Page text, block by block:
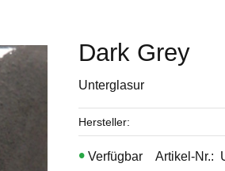
Dark Grey
Unterglasur
Artikel-Nr.
Hersteller